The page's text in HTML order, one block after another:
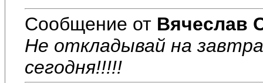
Сообщение от Вячеслав
Не откладывай на
сегодня!!!!!